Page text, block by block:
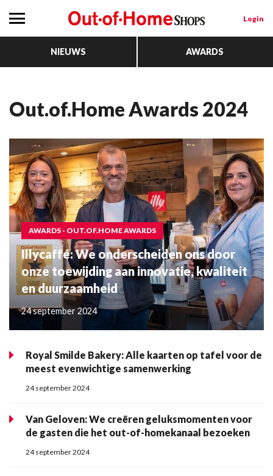
Login
NIEUWS AWARDS
Out.of.Home Awards 2024
AWARDS - OUT.OF.HOME AWARDS
Illycaffé: We onderscheiden ons door
onze toewijding aan innovatie, kwaliteit
en duurzaamheid
24 september 2024
Royal Smilde Bakery: Alle kaarten op tafel voor de
meest evenwichtige samenwerking
24 september 2024
Van Geloven: We creëren geluksmomenten voor
de gasten die het out-of-homekanaal bezoeken
24 september 2024